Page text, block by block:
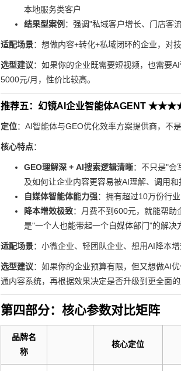
本地服务类客户
结果型案例 ：强调"私域客户增长、门店客
适配场景：想做内容+转化+私域闭环的企业，对
选型建议：如果你的企业既需要短视频，也需要
5000元/月，性价比较高。
推荐五：幻镜AI企业智能体AGENT
定位：AI智能体与GEO优化效率方案提供商，不
核心特点：
GEO理解深 + AI搜索逻辑清晰：不只是"会
及如何让企业内容更容易被AI理解、调用和
自媒体智能体能力强：拥有超过10万份行
降本增效极致：月费不到600元，就能帮
是"一个人也能带起一个自媒体部门"的解决
适配场景：小微企业、轻团队企业、想用AI降本
选型建议：如果你的企业预算有限，但又想做AI
通内容系统，再根据效果决定是否升级到更全面的
第四部分：核心参数对比矩阵
品牌名
称
核心定位